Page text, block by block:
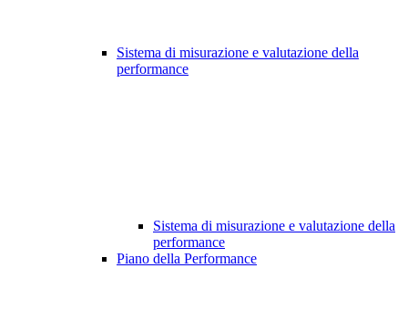
Sistema di misurazione e valutazione della
performance
Sistema di misurazione e valutazione della
performance
Piano della Performance